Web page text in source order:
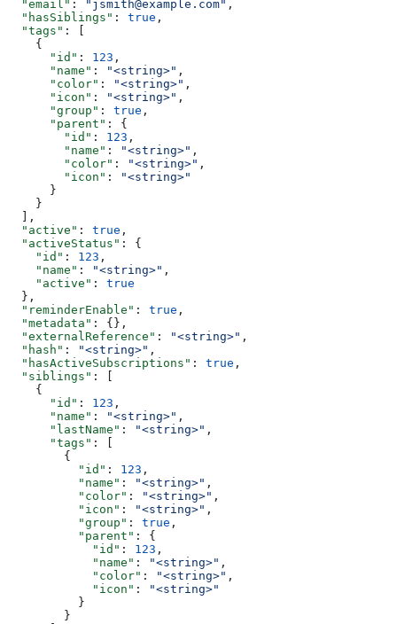
  "email"
: "jsmith@example.com" ,
  "hasSiblings"
: true ,
  "tags"
: [
    {
      "id"
: 123 ,
      "name"
: "<string>" ,
      "color"
: "<string>" ,
      "icon"
: "<string>" ,
      "group"
: true ,
      "parent"
: {
        "id"
: 123 ,
        "name"
: "<string>" ,
        "color"
: "<string>" ,
        "icon"
:
"<string>"
      }
    }
  ],
  "active"
: true ,
  "activeStatus"
: {
    "id"
: 123 ,
    "name"
: "<string>" ,
    "active"
: true
  },
  "reminderEnable"
: true ,
  "metadata"
: {},
  "externalReference"
: "<string>" ,
  "hash"
: "<string>" ,
  "hasActiveSubscriptions"
: true ,
  "siblings"
: [
    {
      "id"
: 123 ,
      "name"
: "<string>" ,
      "lastName"
: "<string>" ,
      "tags"
: [
        {
          "id"
: 123 ,
          "name"
: "<string>" ,
          "color"
: "<string>" ,
          "icon"
: "<string>" ,
          "group"
: true ,
          "parent"
: {
            "id"
: 123 ,
            "name"
: "<string>" ,
            "color"
: "<string>" ,
            "icon"
:
"<string>"
          }
        }